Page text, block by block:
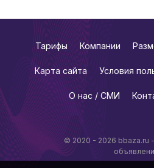
© 2020 - 2026 bbaza.ru
Тарифы Компании
Карта сайта Условия
О нас / СМИ